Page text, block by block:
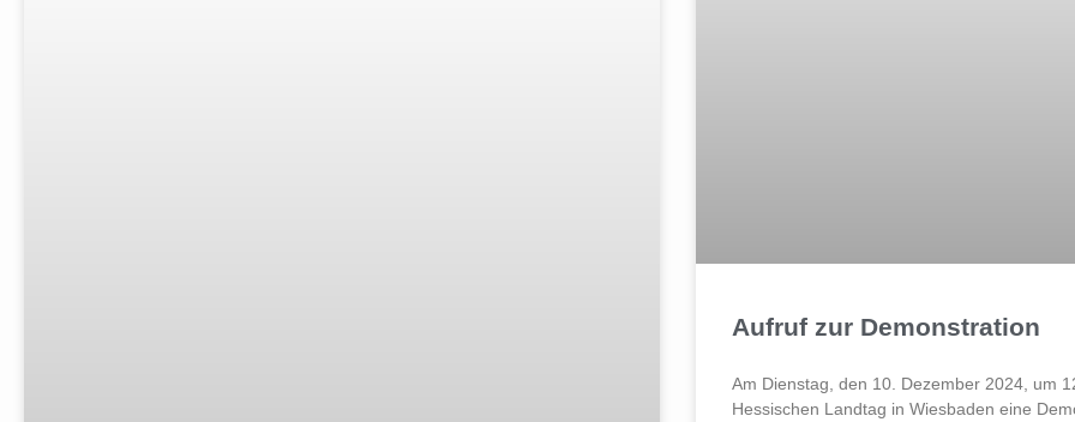
Aufruf zur Demonstration
Am Dienstag, den 10. Dezember 2024, um
Hessischen Landtag in Wiesbaden eine